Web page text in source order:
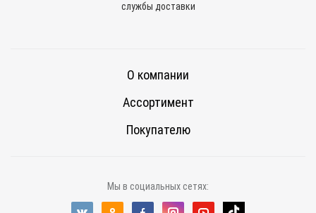
службы доставки
О компании
Ассортимент
Покупателю
Мы в социальных сетях: